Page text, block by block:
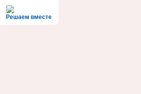
Решаем вместе